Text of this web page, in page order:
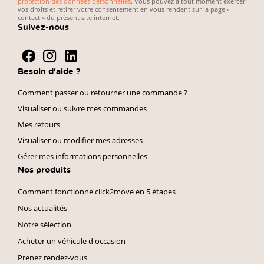
vos droits et retirer votre consentement en vous rendant sur la page «
contact » du présent site internet.
Suivez-nous
Besoin d'aide ?
Comment passer ou retourner une commande ?
Visualiser ou suivre mes commandes
Mes retours
Visualiser ou modifier mes adresses
Gérer mes informations personnelles
Nos produits
Comment fonctionne click2move en 5 étapes
Nos actualités
Notre sélection
Acheter un véhicule d'occasion
Prenez rendez-vous